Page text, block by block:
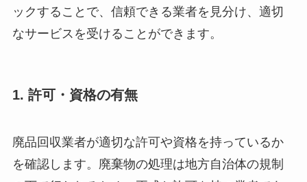
ックすることで、信頼できる業者を見分け、適切
なサービスを受けることができます。
1. 許可・資格の有無
廃品回収業者が適切な許可や資格を持っているか
を確認します。廃棄物の処理は地方自治体の規制